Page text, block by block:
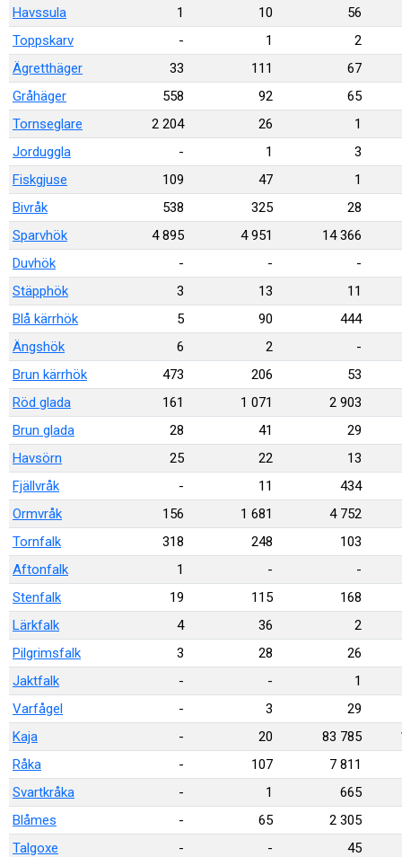
Havssula 1 10
56
Toppskarv
- 1
2
Ägretthäger
33 111
67
Gråhäger
558 92
65
Tornseglare
2 204 26
1
Jorduggla
- 1
3
Fiskgjuse
109 47
1
Bivråk
538 325
28
Sparvhök
4 895 4 951
14 366
Duvhök
- -
-
Stäpphök
3 13
11
Blå kärrhök
5 90
444
Ängshök
6 2
-
Brun kärrhök
473 206
53
Röd glada
161 1 071
2 903
Brun glada
28 41
29
Havsörn
25 22
13
Fjällvråk
- 11
434
Ormvråk
156 1 681
4 752
Tornfalk
318 248
103
Aftonfalk
1 -
-
Stenfalk
19 115
168
Lärkfalk
4 36
2
Pilgrimsfalk
3 28
26
Jaktfalk
- -
1
Varfågel
- 3
29
Kaja
- 20 83 785
Råka
- 107
7 811
Svartkråka
- 1
665
Blåmes
- 65
2 305
Talgoxe
- -
45